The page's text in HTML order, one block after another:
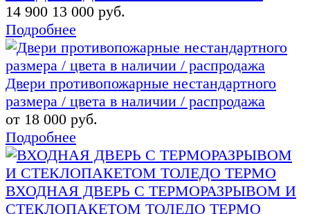
14 900 13 000 руб.
Подробнее
Двери противопожарные нестандартного
размера / цвета в наличии / распродажа
от 18 000 руб.
Подробнее
ВХОДНАЯ ДВЕРЬ С ТЕРМОРАЗРЫВОМ И
СТЕКЛОПАКЕТОМ ТОЛЕДО ТЕРМО